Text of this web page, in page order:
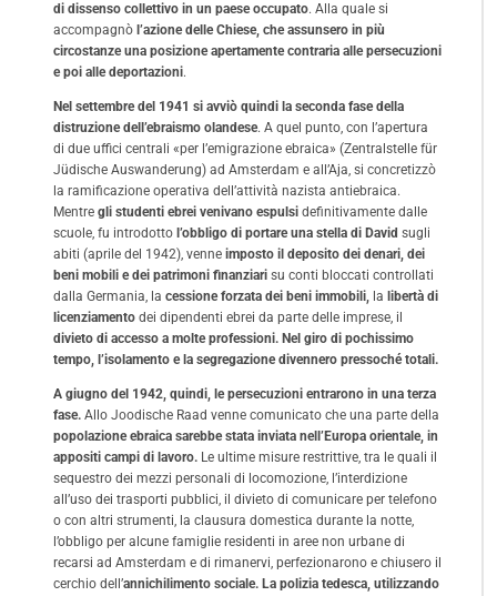
di dissenso collettivo in un paese occupato. Alla quale si
accompagnò l’azione delle Chiese, che assunsero in più
circostanze una posizione apertamente contraria alle persecuzioni
e poi alle deportazioni.
Nel settembre del 1941 si avviò quindi la seconda fase della
distruzione dell’ebraismo olandese. A quel punto, con l’apertura
di due uffici centrali «per l’emigrazione ebraica» (Zentralstelle für
Jüdische Auswanderung) ad Amsterdam e all’Aja, si concretizzò
la ramificazione operativa dell’attività nazista antiebraica.
Mentre gli studenti ebrei venivano espulsi definitivamente dalle
scuole, fu introdotto l’obbligo di portare una stella di David sugli
abiti (aprile del 1942), venne imposto il deposito dei denari, dei
beni mobili e dei patrimoni finanziari su conti bloccati controllati
dalla Germania, la cessione forzata dei beni immobili, la libertà di
licenziamento dei dipendenti ebrei da parte delle imprese, il
divieto di accesso a molte professioni. Nel giro di pochissimo
tempo, l’isolamento e la segregazione divennero pressoché totali.
A giugno del 1942, quindi, le persecuzioni entrarono in una terza
fase. Allo Joodische Raad venne comunicato che una parte della
popolazione ebraica sarebbe stata inviata nell’Europa orientale, in
appositi campi di lavoro. Le ultime misure restrittive, tra le quali il
sequestro dei mezzi personali di locomozione, l’interdizione
all’uso dei trasporti pubblici, il divieto di comunicare per telefono
o con altri strumenti, la clausura domestica durante la notte,
l’obbligo per alcune famiglie residenti in aree non urbane di
recarsi ad Amsterdam e di rimanervi, perfezionarono e chiusero il
cerchio dell’annichilimento sociale. La polizia tedesca, utilizzando